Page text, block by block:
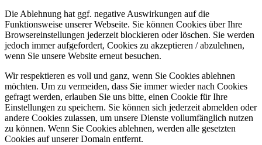
Die Ablehnung hat ggf. negative Auswirkungen auf die
Funktionsweise unserer Webseite. Sie können Cookies über Ihre
Browsereinstellungen jederzeit blockieren oder löschen. Sie werden
jedoch immer aufgefordert, Cookies zu akzeptieren / abzulehnen,
wenn Sie unsere Website erneut besuchen.
Wir respektieren es voll und ganz, wenn Sie Cookies ablehnen
möchten. Um zu vermeiden, dass Sie immer wieder nach Cookies
gefragt werden, erlauben Sie uns bitte, einen Cookie für Ihre
Einstellungen zu speichern. Sie können sich jederzeit abmelden oder
andere Cookies zulassen, um unsere Dienste vollumfänglich nutzen
zu können. Wenn Sie Cookies ablehnen, werden alle gesetzten
Cookies auf unserer Domain entfernt.